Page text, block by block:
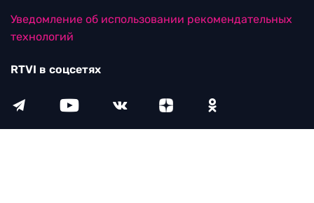
Уведомление об использовании рекомендательных
технологий
RTVI в соцсетях